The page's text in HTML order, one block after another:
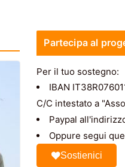
Partecipa al
Per il tuo sostegno:
IBAN
C/C intestato a
Paypal
Oppure segui
Sostienici